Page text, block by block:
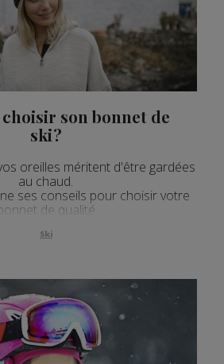
son bonnet de
ski ?
oreilles méritent d'être gardées
au chaud.
ses conseils pour choisir votre
de qualité
Ski